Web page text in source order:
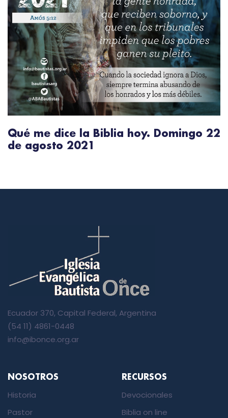
Qué me dice la Biblia hoy. Domingo 22
de agosto 2021
Ecuador 370, Capital Federal, Argentina
(54 11) 4861-0448
info@ibonce.org.ar
NOSOTROS
Historia
Pastor
RECURSOS
Devocionales
Biblia on line